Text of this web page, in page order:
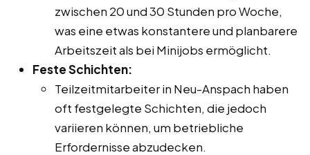
zwischen 20 und 30 Stunden pro Woche,
was eine etwas konstantere und planbarere
Arbeitszeit als bei Minijobs ermöglicht.
Feste Schichten:
Teilzeitmitarbeiter in Neu-Anspach haben
oft festgelegte Schichten, die jedoch
variieren können, um betriebliche
Erfordernisse abzudecken.